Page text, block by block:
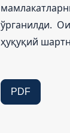
ўрганилди.
ҳуқуқий
PDF